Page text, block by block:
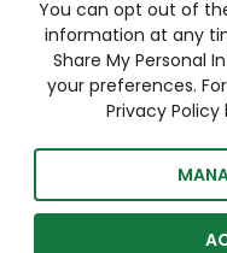
You can opt out of
information at any
Share My Personal
your preferences.
Privacy